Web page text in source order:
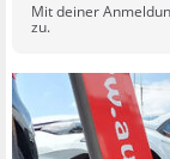
Mit deiner
zu.